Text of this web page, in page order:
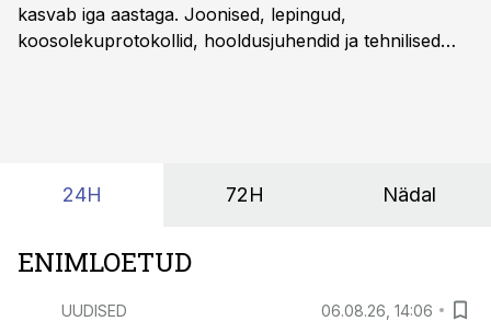
kasvab iga aastaga. Joonised, lepingud,
koosolekuprotokollid, hooldusjuhendid ja tehnilised
24H 72H Nädal
ENIMLOETUD
UUDISED 06.08.26, 14:06